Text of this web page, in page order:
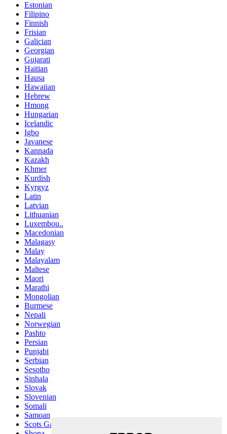
Estonian
Filipino
Finnish
Frisian
Galician
Georgian
Gujarati
Haitian
Hausa
Hawaiian
Hebrew
Hmong
Hungarian
Icelandic
Igbo
Javanese
Kannada
Kazakh
Khmer
Kurdish
Kyrgyz
Latin
Latvian
Lithuanian
Luxembou..
Macedonian
Malagasy
Malay
Malayalam
Maltese
Maori
Marathi
Mongolian
Burmese
Nepali
Norwegian
Pashto
Persian
Punjabi
Serbian
Sesotho
Sinhala
Slovak
Slovenian
Somali
Samoan
Scots Gaelic